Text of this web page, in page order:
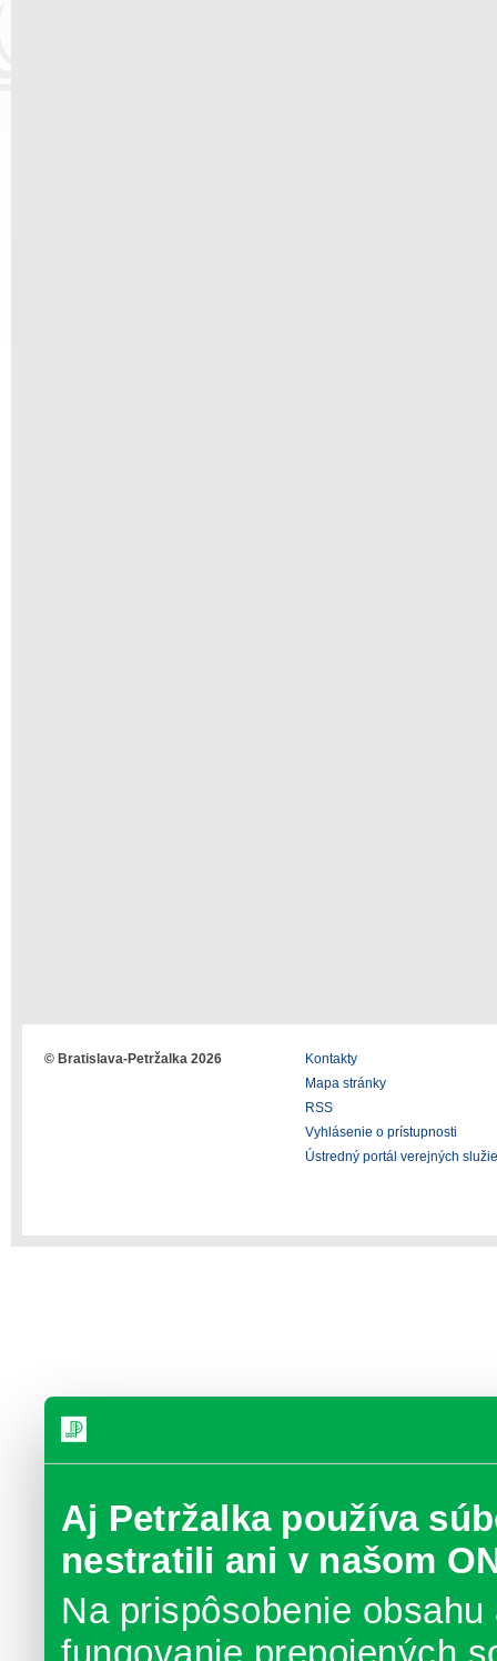
Aj Petržalka používa
nestratili ani v našom
Na prispôsobenie
© Bratislava-Petržalka 2026
Kontakty
Mapa stránky
RSS
Vyhlásenie o prístupnosti
Ústredný portál verejných